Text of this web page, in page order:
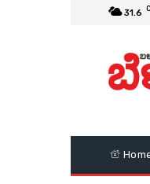
31.6 C